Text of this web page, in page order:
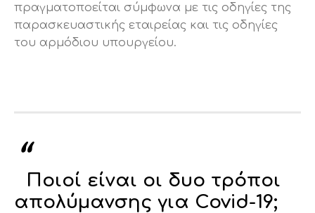
πραγματοποείται σύμφωνα με τις οδηγίες της
παρασκευαστικής εταιρείας και τις οδηγίες
του αρμόδιου υπουργείου.
Ποιοί είναι οι δυο τρόποι
απολύμανσης για Covid-19;